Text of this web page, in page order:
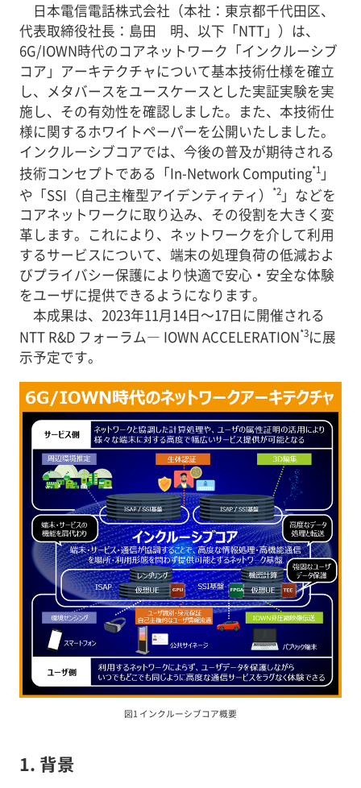
日本電信電話株式会社（本社：東京都千代田区、
代表取締役社長：島田 明、以下「NTT」）は、
6G/IOWN時代のコアネットワーク「インクルーシブ
コア」アーキテクチャについて基本技術仕様を確立
し、メタバースをユースケースとした実証実験を実
施し、その有効性を確認しました。また、本技術仕
様に関するホワイトペーパーを公開いたしました。
インクルーシブコアでは、今後の普及が期待される
技術コンセプトである「In-Network Computing*1」
や「SSI（自己主権型アイデンティティ）
*2」などを
コアネットワークに取り込み、その役割を大きく変
革します。これにより、ネットワークを介して利用
するサービスについて、端末の処理負荷の低減およ
びプライバシー保護により快適で安心・安全な体験
をユーザに提供できるようになります。
本成果は、2023年11月14日～17日に開催される
NTT R&D フォーラム― IOWN ACCELERATION*3に展
示予定です。
図1 インクルーシブコア概要
1. 背景